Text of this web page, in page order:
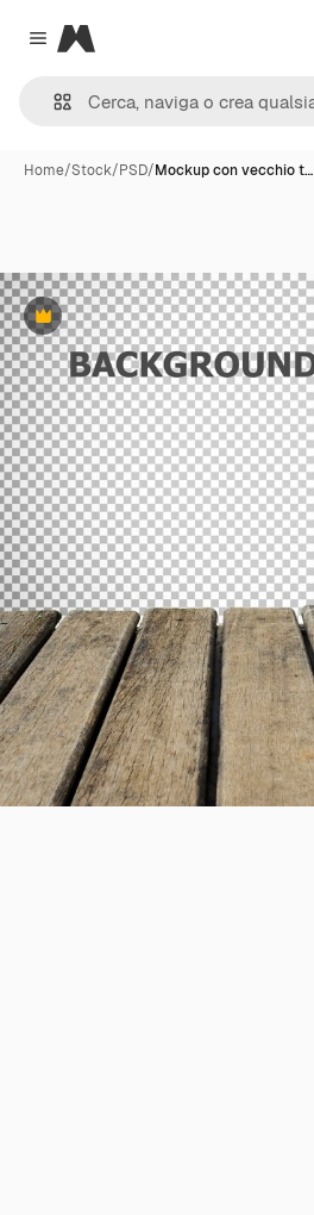
Close menu
Magnific
Home/Stock/PSD/Mockup con vecchio t…
Premium